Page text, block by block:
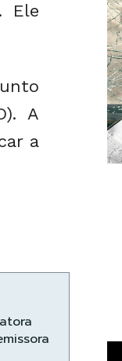
Ele
A
a